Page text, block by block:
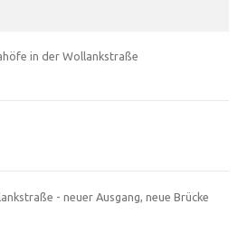
in der Wollankstraße
- neuer Ausgang, neue Brücke